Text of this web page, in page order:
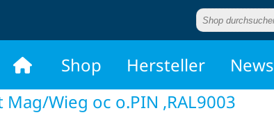
Shop Hersteller News
Mag/Wieg oc o.PIN ,RAL9003